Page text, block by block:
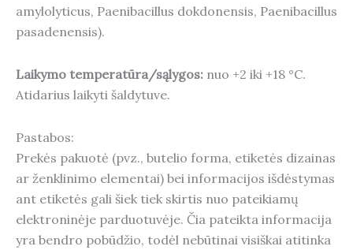
amylolyticus, Paenibacillus dokdonensis, Paenibacillus
pasadenensis).
Laikymo temperatūra/sąlygos: nuo +2 iki +18 °C.
Atidarius laikyti šaldytuve.
Pastabos:
Prekės pakuotė (pvz., butelio forma, etiketės dizainas
ar ženklinimo elementai) bei informacijos išdėstymas
ant etiketės gali šiek tiek skirtis nuo pateikiamų
elektroninėje parduotuvėje. Čia pateikta informacija
yra bendro pobūdžio, todėl nebūtinai visiškai atitinka